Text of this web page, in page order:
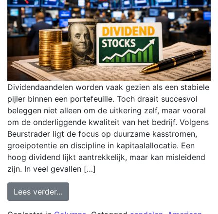
Dividendaandelen worden vaak gezien als een stabiele
pijler binnen een portefeuille. Toch draait succesvol
beleggen niet alleen om de uitkering zelf, maar vooral
om de onderliggende kwaliteit van het bedrijf. Volgens
Beurstrader ligt de focus op duurzame kasstromen,
groeipotentie en discipline in kapitaalallocatie. Een
hoog dividend lijkt aantrekkelijk, maar kan misleidend
zijn. In veel gevallen […]
Lees verder…